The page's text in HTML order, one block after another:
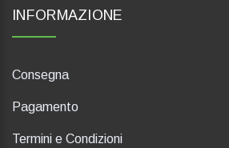
INFORMAZIONE
Consegna
Pagamento
Termini e Condizioni